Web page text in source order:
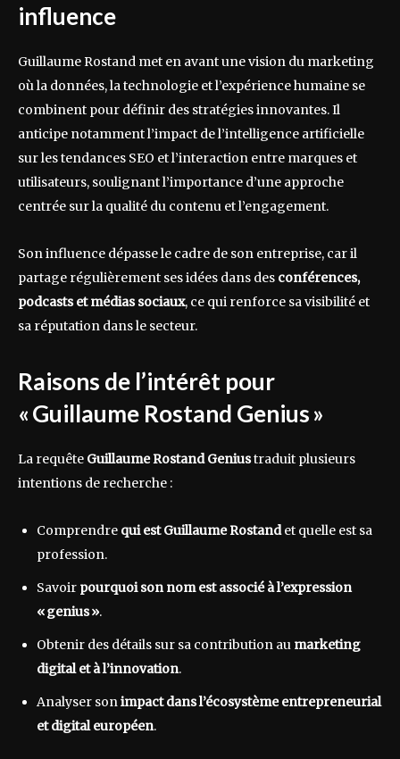
influence
Guillaume Rostand met en avant une vision du marketing
où la données, la technologie et l’expérience humaine se
combinent pour définir des stratégies innovantes. Il
anticipe notamment l’impact de l’intelligence artificielle
sur les tendances SEO et l’interaction entre marques et
utilisateurs, soulignant l’importance d’une approche
centrée sur la qualité du contenu et l’engagement.
Son influence dépasse le cadre de son entreprise, car il
partage régulièrement ses idées dans des conférences,
podcasts et médias sociaux, ce qui renforce sa visibilité et
sa réputation dans le secteur.
Raisons de l’intérêt pour
« Guillaume Rostand Genius »
La requête Guillaume Rostand Geniustraduit plusieurs
intentions de recherche :
Comprendre qui est Guillaume Rostandet quelle est sa
profession.
Savoir pourquoi son nom est associé à l’expression
« genius ».
Obtenir des détails sur sa contribution au marketing
digital et à l’innovation.
Analyser sonimpact dans l’écosystème entrepreneurial
et digital européen.